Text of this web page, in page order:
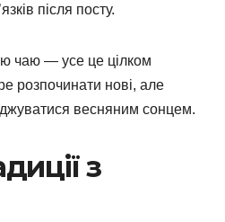
після посту.
чаю — усе це цілком
розпочинати нові, але
весняним сонцем.
з